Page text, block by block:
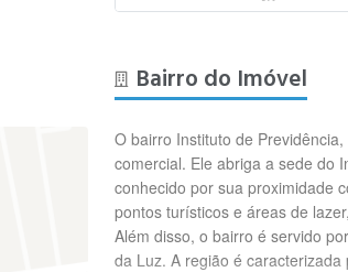
Bairro do Imóvel
O bairro Instituto de
comercial. Ele abriga a sede do
conhecido por sua proximidade
pontos turísticos e áreas de
Além disso, o bairro é servido
da Luz. A região é